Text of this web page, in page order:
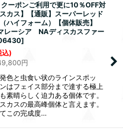
クーポンご利用で更に10％OFF対
カス】【通販】スーパーレッド
ハイフォーム）【個体販売】
レーシア NAディスカスファー
]
込)
円
色と虫食い状のラインスポッ
はフェイス部分まで達する極上
素晴らしく迫力ある個体です。
カスの最高峰個体と言えます。
この完成度…